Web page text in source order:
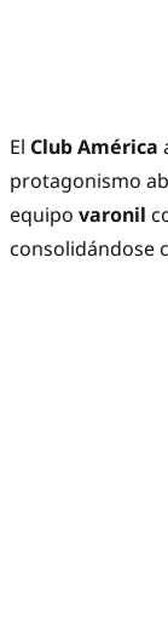
El Club América
protagonismo
equipo varonil
consolidándose